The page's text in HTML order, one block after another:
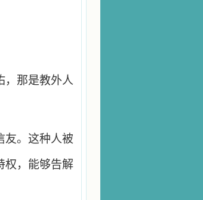
，那是教外人
友。这种人被
权，能够告解